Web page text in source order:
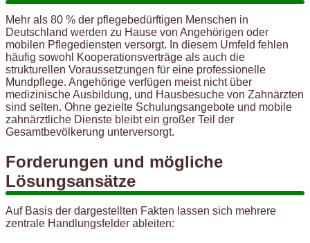
Mehr als 80 % der pflegebedürftigen Menschen in
Deutschland werden zu Hause von Angehörigen oder
mobilen Pflegediensten versorgt. In diesem Umfeld fehlen
häufig sowohl Kooperationsverträge als auch die
strukturellen Voraussetzungen für eine professionelle
Mundpflege. Angehörige verfügen meist nicht über
medizinische Ausbildung, und Hausbesuche von Zahnärzten
sind selten. Ohne gezielte Schulungsangebote und mobile
zahnärztliche Dienste bleibt ein großer Teil der
Gesamtbevölkerung unterversorgt.
Forderungen und mögliche
Lösungsansätze
Auf Basis der dargestellten Fakten lassen sich mehrere
zentrale Handlungsfelder ableiten: